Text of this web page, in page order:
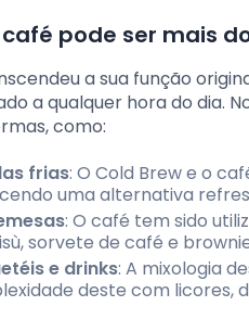
pode ser mais
a sua função
a qualquer hora do dia.
como:
frias: O Cold Brew e o
uma alternativa
: O café tem sido
sorvete de café e
e drinks: A mixologia
deste com licores,